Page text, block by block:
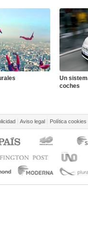
Un
coches
Aviso legal Política cookies